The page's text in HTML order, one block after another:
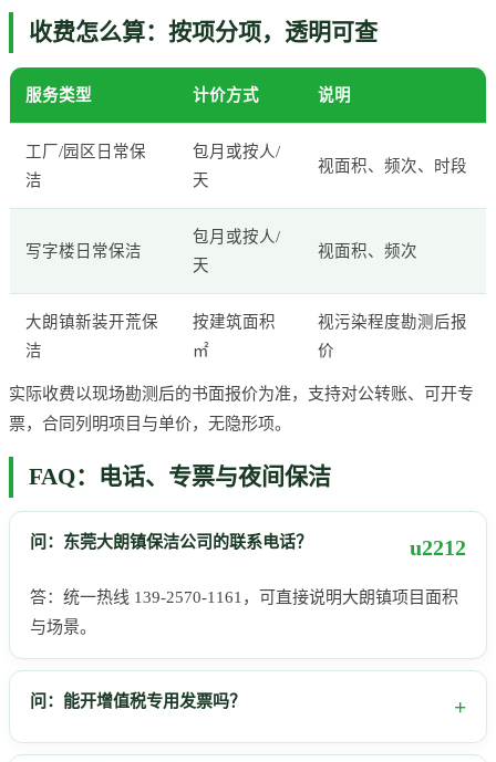
收费怎么算：按项分项，透明可查
服务类型 计价方式 说明
工厂/园区日常保
洁
包月或按人/
天
视面积、频次、时段
写字楼日常保洁
包月或按人/
天
视面积、频次
大朗镇新装开荒保
洁
按建筑面积
㎡
视污染程度勘测后报
价
实际收费以现场勘测后的书面报价为准，支持对公转账、可开专
票，合同列明项目与单价，无隐形项。
FAQ：电话、专票与夜间保洁
问：东莞大朗镇保洁公司的联系电话？
答：统一热线 139-2570-1161，可直接说明大朗镇项目面积
与场景。
问：能开增值税专用发票吗？